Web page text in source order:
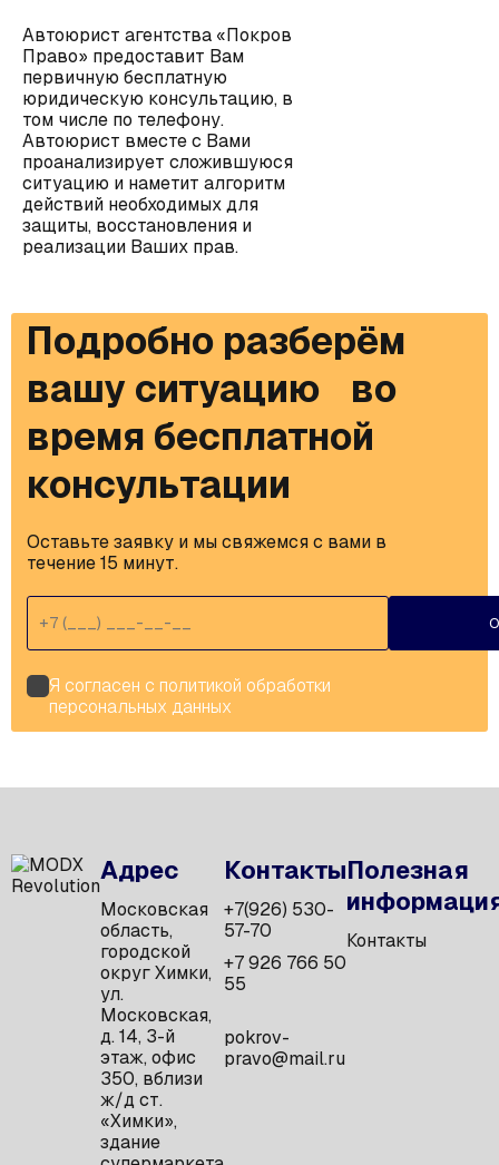
Автоюрист агентства «Покров
Право» предоставит Вам
первичную бесплатную
юридическую консультацию, в
том числе по телефону.
Автоюрист вместе с Вами
проанализирует сложившуюся
ситуацию и наметит алгоритм
действий необходимых для
защиты, восстановления и
реализации Ваших прав.
Подробно разберём
вашу ситуацию во
время бесплатной
консультации
Оставьте заявку и мы свяжемся с вами в
течение 15 минут.
Я согласен с политикой обработки
персональных данных
Адрес
Московская
область,
городской
округ Химки,
ул.
Московская,
д. 14, 3-й
этаж, офис
350, вблизи
ж/д ст.
«Химки»,
здание
Контакты
+7(926) 530-
57-70
+7 926 766 50
55
pokrov-
pravo@mail.ru
Полезная
Контакты